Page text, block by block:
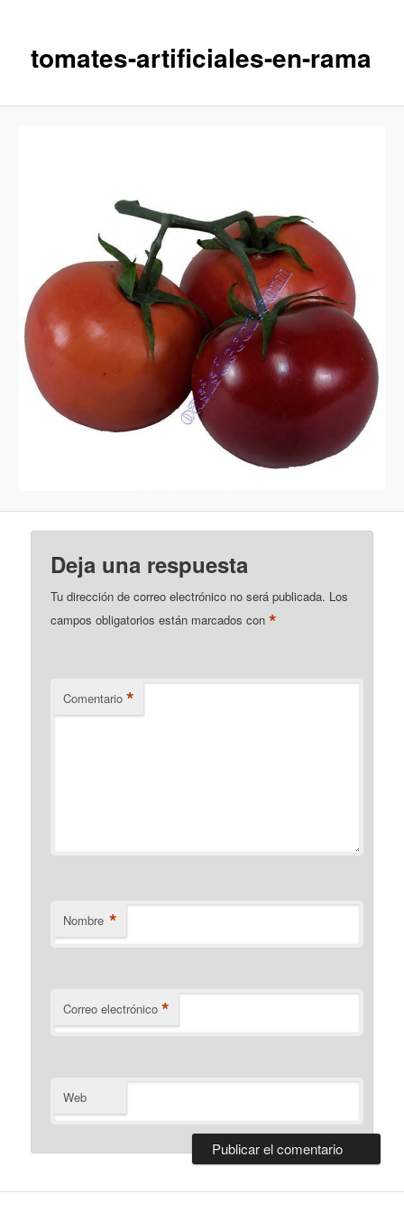
tomates-artificiales-en-rama
Deja una respuesta
Tu dirección de correo electrónico no será publicada. Los
campos obligatorios están marcados con*
Comentario *
Nombre *
Correo electrónico *
Web